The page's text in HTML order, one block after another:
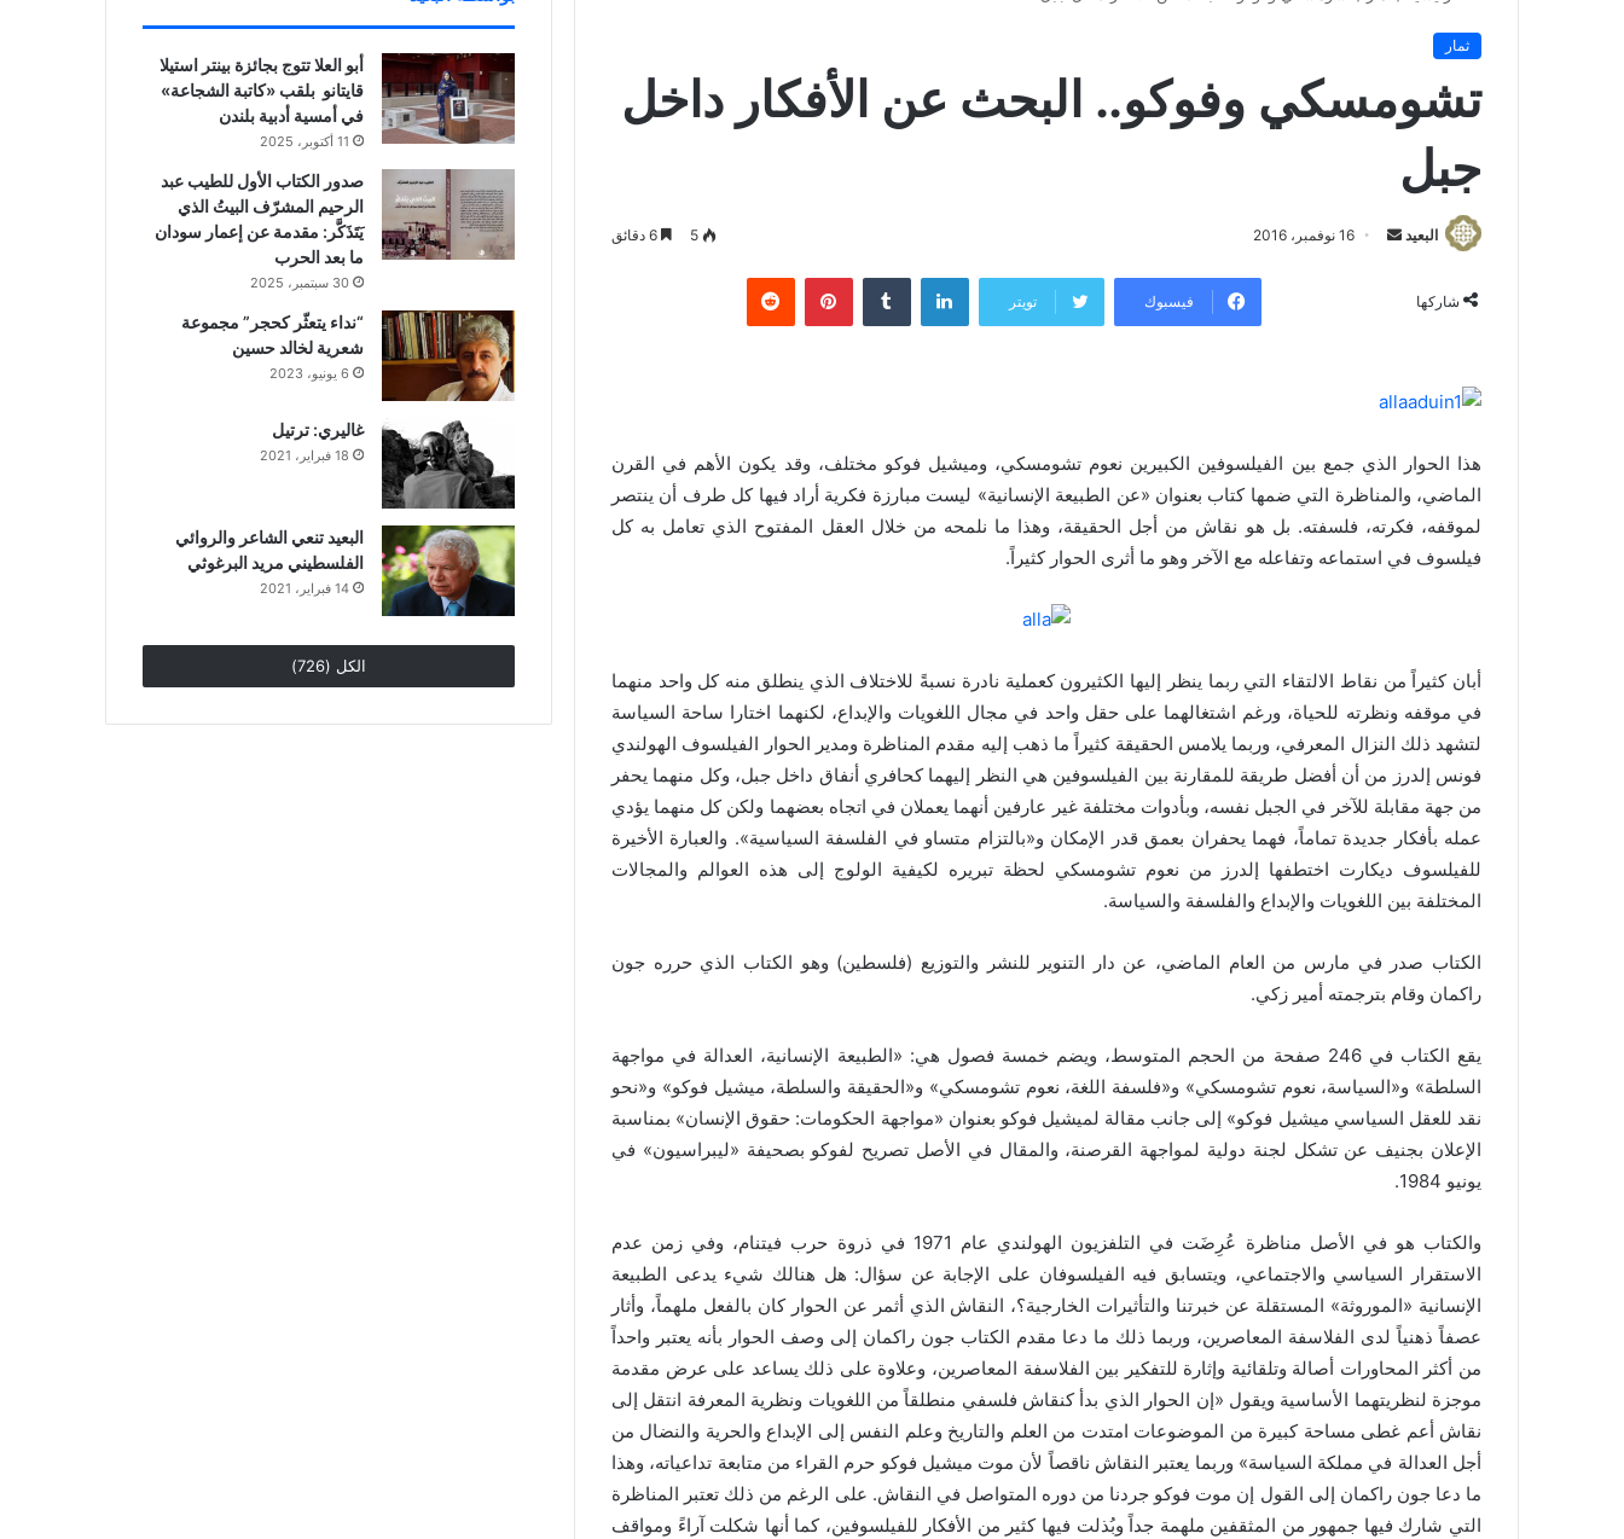
ثمار
تشومسكي وفوكو.. البحث عن الأفكار داخل
جبل
البعيد
ي
ا
إ
ل
ك
16 نوفمبر، 2016 5
شاركها فيسبوك تويتر
لينكدإن بينتيريست
هذا الحوار الذي جمع بين الفيلسوفين الكبيرين نعوم تشومسكي، وميشيل فوكو مختلف، وقد يكون الأهم في القرن
الماضي، والمناظرة التي ضمها كتاب بعنوان «عن الطبيعة الإنسانية» ليست مبارزة فكرية أراد فيها كل طرف أن ينتصر
لموقفه، فكرته، فلسفته. بل هو نقاش من أجل الحقيقة، وهذا ما نلمحه من خلال العقل المفتوح الذي تعامل به كل
فيلسوف في استماعه وتفاعله مع الآخر وهو ما أثرى الحوار كثيراً.
أبان كثيراً من نقاط الالتقاء التي ربما ينظر إليها الكثيرون كعملية نادرة نسبةً للاختلاف الذي ينطلق منه كل واحد منهما
في موقفه ونظرته للحياة، ورغم اشتغالهما على حقل واحد في مجال اللغويات والإبداع، لكنهما اختارا ساحة السياسة
لتشهد ذلك النزال المعرفي، وربما يلامس الحقيقة كثيراً ما ذهب إليه مقدم المناظرة ومدير الحوار الفيلسوف الهولندي
فونس إلدرز من أن أفضل طريقة للمقارنة بين الفيلسوفين هي النظر إليهما كحافري أنفاق داخل جبل، وكل منهما يحفر
من جهة مقابلة للآخر في الجبل نفسه، وبأدوات مختلفة غير عارفين أنهما يعملان في اتجاه بعضهما ولكن كل منهما يؤدي
عمله بأفكار جديدة تماماً، فهما يحفران بعمق قدر الإمكان و«بالتزام متساو في الفلسفة السياسية». والعبارة الأخيرة
للفيلسوف ديكارت اختطفها إلدرز من نعوم تشومسكي لحظة تبريره لكيفية الولوج إلى هذه العوالم والمجالات
المختلفة بين اللغويات والإبداع والفلسفة والسياسة.
الكتاب صدر في مارس من العام الماضي، عن دار التنوير للنشر والتوزيع (فلسطين) وهو الكتاب الذي حرره جون
راكمان وقام بترجمته أمير زكي.
يقع الكتاب في 246 صفحة من الحجم المتوسط، ويضم خمسة فصول هي: «الطبيعة الإنسانية، العدالة في مواجهة
السلطة» و«السياسة، نعوم تشومسكي» و«فلسفة اللغة، نعوم تشومسكي» و«الحقيقة والسلطة، ميشيل فوكو» و«نحو
نقد للعقل السياسي ميشيل فوكو» إلى جانب مقالة لميشيل فوكو بعنوان «مواجهة الحكومات: حقوق الإنسان» بمناسبة
الإعلان بجنيف عن تشكل لجنة دولية لمواجهة القرصنة، والمقال في الأصل تصريح لفوكو بصحيفة «ليبراسيون» في
يونيو 1984.
والكتاب هو في الأصل مناظرة عُرِضَت في التلفزيون الهولندي عام 1971 في ذروة حرب فيتنام، وفي زمن عدم
الاستقرار السياسي والاجتماعي، ويتسابق فيه الفيلسوفان على الإجابة عن سؤال: هل هنالك شيء يدعى الطبيعة
الإنسانية «الموروثة» المستقلة عن خبرتنا والتأثيرات الخارجية؟، النقاش الذي أثمر عن الحوار كان بالفعل ملهماً، وأثار
عصفاً ذهنياً لدى الفلاسفة المعاصرين، وربما ذلك ما دعا مقدم الكتاب جون راكمان إلى وصف الحوار بأنه يعتبر واحداً
من أكثر المحاورات أصالة وتلقائية وإثارة للتفكير بين الفلاسفة المعاصرين، وعلاوة على ذلك يساعد على عرض مقدمة
موجزة لنظريتهما الأساسية ويقول «إن الحوار الذي بدأ كنقاش فلسفي منطلقاً من اللغويات ونظرية المعرفة انتقل إلى
نقاش أعم غطى مساحة كبيرة من الموضوعات امتدت من العلم والتاريخ وعلم النفس إلى الإبداع والحرية والنضال من
أجل العدالة في مملكة السياسة» وربما يعتبر النقاش ناقصاً لأن موت ميشيل فوكو حرم القراء من متابعة تداعياته، وهذا
ما دعا جون راكمان إلى القول إن موت فوكو جردنا من دوره المتواصل في النقاش. على الرغم من ذلك تعتبر المناظرة
التي شارك فيها جمهور من المثقفين ملهمة جداً وبُذلت فيها كثير من الأفكار للفيلسوفين، كما أنها شكلت آراءً ومواقف
أبو العلا تتوج بجائزة بينتر استيلا
قايتانو بلقب «كاتبة الشجاعة»
في أمسية أدبية بلندن
11 أكتوبر، 2025
صدور الكتاب الأول للطيب عبد
الرحيم المشرّف البيتُ الذي
يَتَذَكَّر: مقدمة عن إعمار سودان
ما بعد الحرب
30 سبتمبر، 2025
“نداء يتعثّر كحجر” مجموعة
شعرية لخالد حسين
6 يونيو، 2023
غاليري: ترتيل
18 فبراير، 2021
البعيد تنعي الشاعر والروائي
الفلسطيني مريد البرغوثي
14 فبراير، 2021
الكل (726)